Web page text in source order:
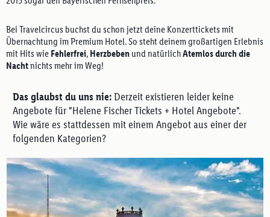
Bei Travelcircus buchst du schon jetzt deine Konzerttickets mit
Übernachtung im Premium Hotel. So steht deinem großartigen Erlebnis
mit Hits wie Fehlerfrei, Herzbeben und natürlichAtemlos durch die
Nachtnichts mehr im Weg!
Das glaubst du uns nie:Derzeit existieren leider keine
Angebote für "Helene Fischer Tickets + Hotel Angebote".
Wie wäre es stattdessen mit einem Angebot aus einer der
folgenden Kategorien?